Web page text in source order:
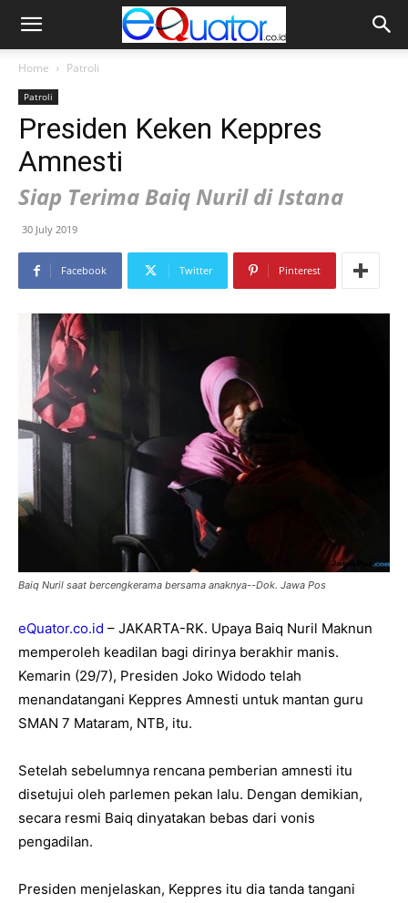
Home Patroli
Patroli
Presiden Keken Keppres
Amnesti
Siap Terima Baiq Nuril di Istana
30 July 2019
Facebook Twitter Pinterest
Baiq Nuril saat bercengkerama bersama anaknya--Dok. Jawa Pos
eQuator.co.id – JAKARTA-RK. Upaya Baiq Nuril Maknun
memperoleh keadilan bagi dirinya berakhir manis.
Kemarin (29/7), Presiden Joko Widodo telah
menandatangani Keppres Amnesti untuk mantan guru
SMAN 7 Mataram, NTB, itu.
Setelah sebelumnya rencana pemberian amnesti itu
disetujui oleh parlemen pekan lalu. Dengan demikian,
secara resmi Baiq dinyatakan bebas dari vonis
pengadilan.
Presiden menjelaskan, Keppres itu dia tanda tangani